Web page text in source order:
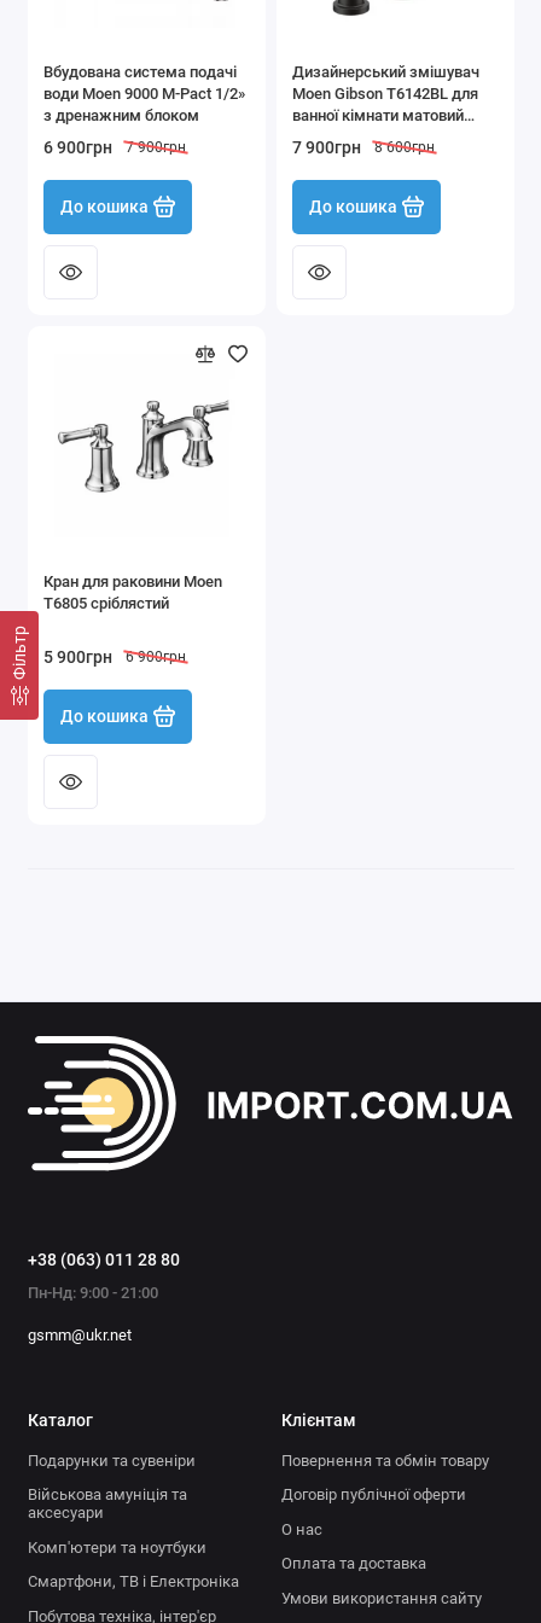
Фільтр
Вбудована система подачі
води Moen 9000 M-Pact 1/2»
з дренажним блоком
6 900грн 7 900грн
До кошика
Дизайнерський змішувач
Moen Gibson T6142BL для
ванної кімнати матовий
7 900грн 8 600грн
До кошика
Кран для раковини Moen
T6805 сріблястий
5 900грн 6 900грн
До кошика
+38 (063) 011 28 80
Пн-Нд: 9:00 - 21:00
gsmm@ukr.net
Каталог
Подарунки та сувеніри
Військова амуніція та
аксесуари
Комп'ютери та ноутбуки
Смартфони, ТВ і Електроніка
Побутова техніка, інтер'єр
Клієнтам
Повернення та обмін товару
Договір публічної оферти
О нас
Оплата та доставка
Умови використання сайту